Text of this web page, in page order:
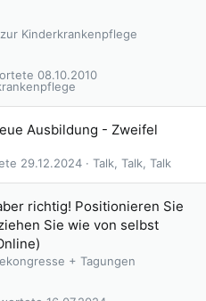
Kinderkrankenpflege
08.10.2010
Ausbildung - Zweifel
Talk, Talk, Talk
29.12.2024
richtig! Positionieren Sie
Sie wie von selbst
+ Tagungen